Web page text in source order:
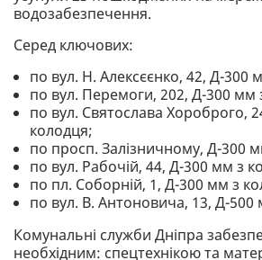
водозабезпечення.
Серед ключових:
по вул. Н. Алексєєнко, 42, Д-300
по вул. Перемоги, 202, Д-300 мм
по вул. Святослава Хороброго,
колодця;
по просп. Залізничному, Д-300
по вул. Рабочій, 44, Д-300 мм з
по пл. Соборній, 1, Д-300 мм з
по вул. В. Антоновича, 13, Д-500
Комунальні служби Дніпра
необхідним: спецтехнікою та